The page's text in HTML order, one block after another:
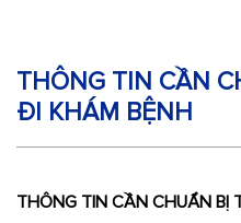
THÔNG TIN CẦN
ĐI KHÁM BỆNH
THÔNG TIN CẦN CHUẨN BỊ